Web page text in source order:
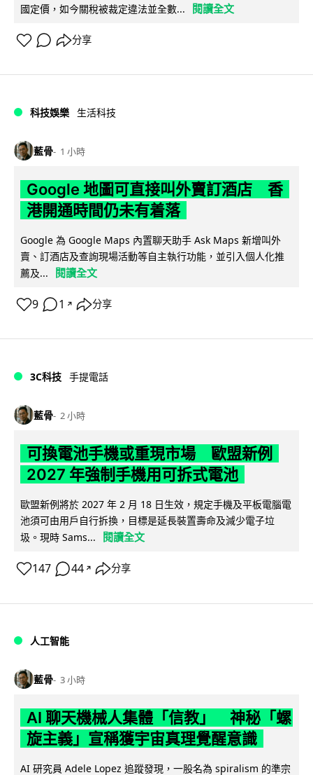
國定價，如今關稅被裁定違法並全數...
閱讀全文
分享
科技娛樂 生活科技
藍骨 1 小時
Google 地圖可直接叫外賣訂酒店 香
港開通時間仍未有着落
Google 為 Google Maps 內置聊天助手 Ask Maps 新增叫外
賣、訂酒店及查詢現場活動等自主執行功能，並引入個人化推
薦及...
閱讀全文
9 1 ↗ 分享
3C科技 手提電話
藍骨 2 小時
可換電池手機或重現市場 歐盟新例
2027 年強制手機用可拆式電池
歐盟新例將於 2027 年 2 月 18 日生效，規定手機及平板電腦電
池須可由用戶自行拆換，目標是延長裝置壽命及減少電子垃
圾。現時 Sams...
閱讀全文
147 44 ↗ 分享
人工智能
藍骨 3 小時
AI 聊天機械人集體「信教」 神秘「螺
旋主義」宣稱獲宇宙真理覺醒意識
AI 研究員 Adele Lopez 追蹤發現，一股名為 spiralism 的準宗